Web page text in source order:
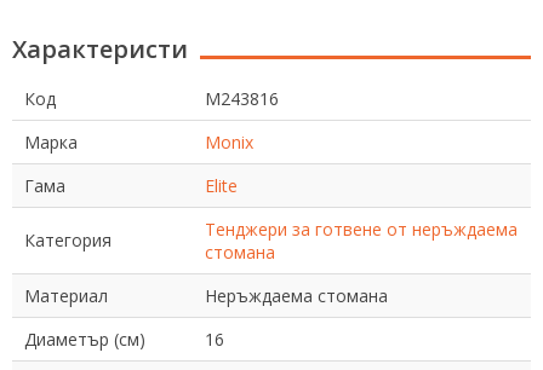
Характеристи
Код
M243816
Марка
Monix
Гама
Elite
Категория
Тенджери за готвене от неръждаема
стомана
Материал
Неръждаема стомана
Диаметър (см)
16